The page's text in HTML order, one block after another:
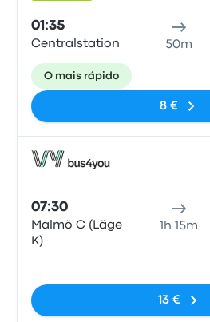
01:35
Centralstation 50m
O mais rápido
8 €
07:30
Malmö C (Läge
K)
1h 15m
13 €